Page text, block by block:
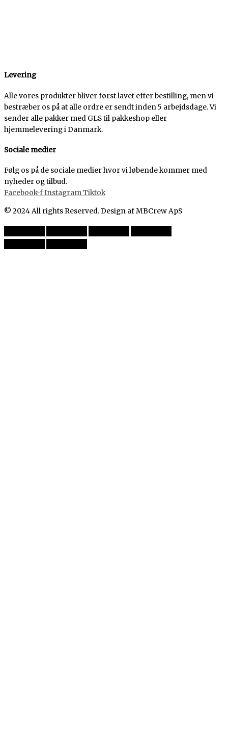
Levering
Alle vores produkter bliver først lavet efter bestilling, men vi
bestræber os på at alle ordre er sendt inden 5 arbejdsdage. Vi
sender alle pakker med GLS til pakkeshop eller
hjemmelevering i Danmark.
Sociale medier
Følg os på de sociale medier hvor vi løbende kommer med
nyheder og tilbud.
Facebook-fInstagramTiktok
© 2024 All rights Reserved. Design af MBCrew ApS